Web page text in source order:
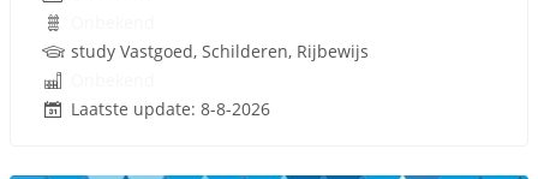
study Vastgoed, Schilderen, Rijbewijs
Laatste update: 8-8-2026